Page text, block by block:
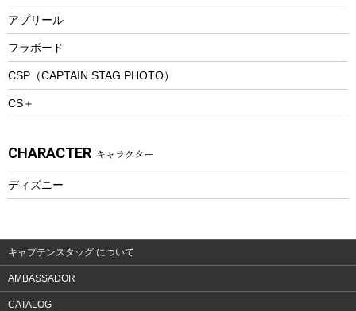
トレッキング
トレッキングアクセサリー
プレイグッズ
ウェルネス
ウェア、タオル
ウェア
アプリール
フラボード
CSP（CAPTAIN STAG PHOTO）
CS＋
CHARACTER キャラクター
ディズニー
キャプテンスタッグ について
AMBASSADOR
CATALOG